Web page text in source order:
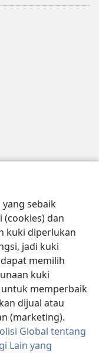
sebaik
dan
kuki diperlukan
jadi kuki
memilih
kuki
memperbaik
dijual atau
(marketing).
Global tentang
Lain yang